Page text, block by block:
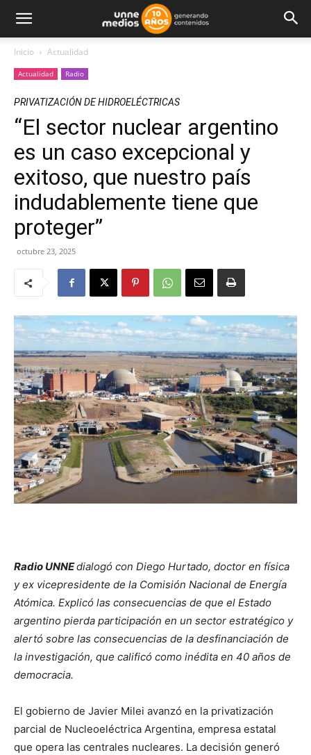
Inicio Actualidad
Actualidad Radio
PRIVATIZACIÓN DE HIDROELÉCTRICAS
“El sector nuclear argentino
es un caso excepcional y
exitoso, que nuestro país
indudablemente tiene que
proteger”
octubre 23, 2025
Radio UNNEdialogó con Diego Hurtado, doctor en física
y ex vicepresidente de la Comisión Nacional de Energía
Atómica. Explicó las consecuencias de que el Estado
argentino pierda participación en un sector estratégico y
alertó sobre las consecuencias de la desfinanciación de
la investigación, que calificó como inédita en 40 años de
democracia.
El gobierno de Javier Milei avanzó en la privatización
parcial de Nucleoeléctrica Argentina, empresa estatal
que opera las centrales nucleares. La decisión generó